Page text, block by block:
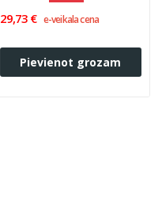
29,73 € e-veikala cena
Pievienot grozam